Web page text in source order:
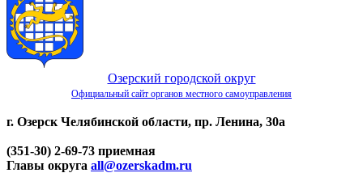
Озерский городской округ
Официальный сайт органов местного самоуправления
г. Озерск Челябинской области, пр. Ленина, 30а
(351-30) 2-69-73 приемная
Главы округа all@ozerskadm.ru